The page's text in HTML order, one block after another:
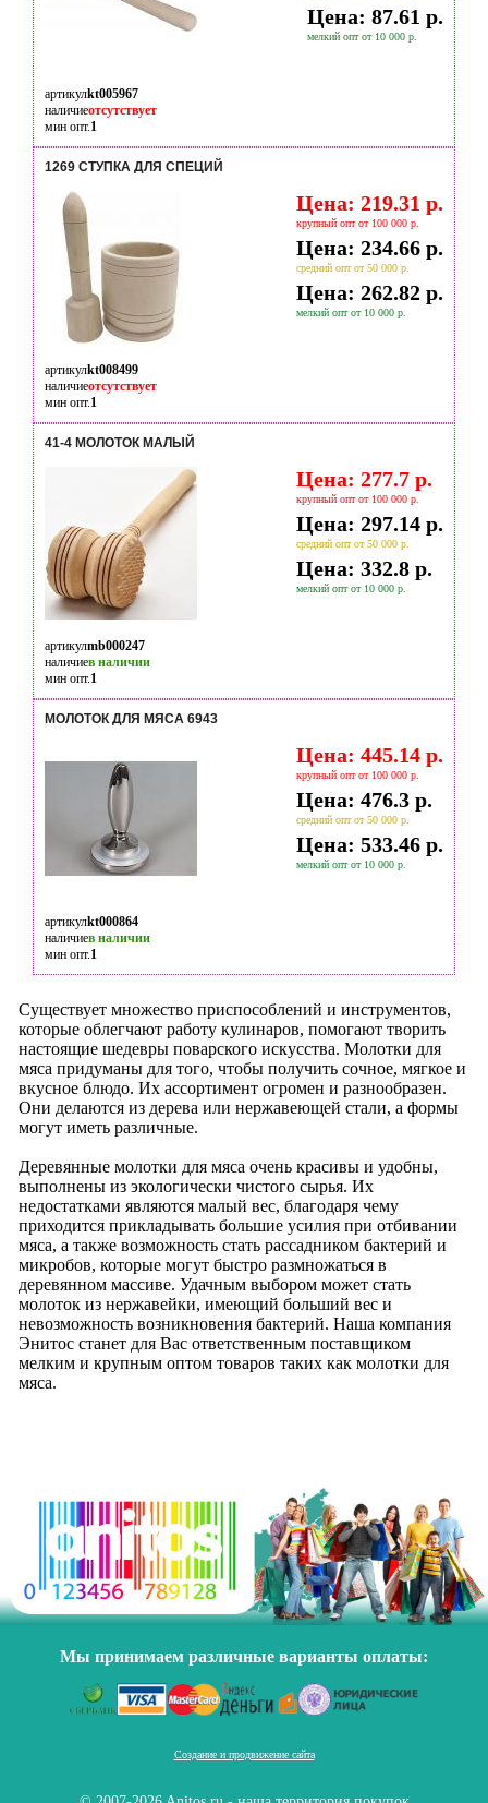
Цена: 87.61 р.
мелкий опт от 10 000 р.
артикулkt005967
наличиеотсутствует
мин опт.1
1269 СТУПКА ДЛЯ СПЕЦИЙ
Цена: 219.31 р.
крупный опт от 100 000 р.
Цена: 234.66 р.
средний опт от 50 000 р.
Цена: 262.82 р.
мелкий опт от 10 000 р.
артикулkt008499
наличиеотсутствует
мин опт.1
41-4 МОЛОТОК МАЛЫЙ
Цена: 277.7 р.
крупный опт от 100 000 р.
Цена: 297.14 р.
средний опт от 50 000 р.
Цена: 332.8 р.
мелкий опт от 10 000 р.
артикулmb000247
наличиев наличии
мин опт.1
МОЛОТОК ДЛЯ МЯСА 6943
Цена: 445.14 р.
крупный опт от 100 000 р.
Цена: 476.3 р.
средний опт от 50 000 р.
Цена: 533.46 р.
мелкий опт от 10 000 р.
артикулkt000864
наличиев наличии
мин опт.1
Существует множество приспособлений и инструментов,
которые облегчают работу кулинаров, помогают творить
настоящие шедевры поварского искусства. Молотки для
мяса придуманы для того, чтобы получить сочное, мягкое и
вкусное блюдо. Их ассортимент огромен и разнообразен.
Они делаются из дерева или нержавеющей стали, а формы
могут иметь различные.
Деревянные молотки для мяса очень красивы и удобны,
выполнены из экологически чистого сырья. Их
недостатками являются малый вес, благодаря чему
приходится прикладывать большие усилия при отбивании
мяса, а также возможность стать рассадником бактерий и
микробов, которые могут быстро размножаться в
деревянном массиве. Удачным выбором может стать
молоток из нержавейки, имеющий больший вес и
невозможность возникновения бактерий. Наша компания
Энитос станет для Вас ответственным поставщиком
мелким и крупным оптом товаров таких как молотки для
мяса.
Мы принимаем различные варианты оплаты:
Создание и продвижение сайта